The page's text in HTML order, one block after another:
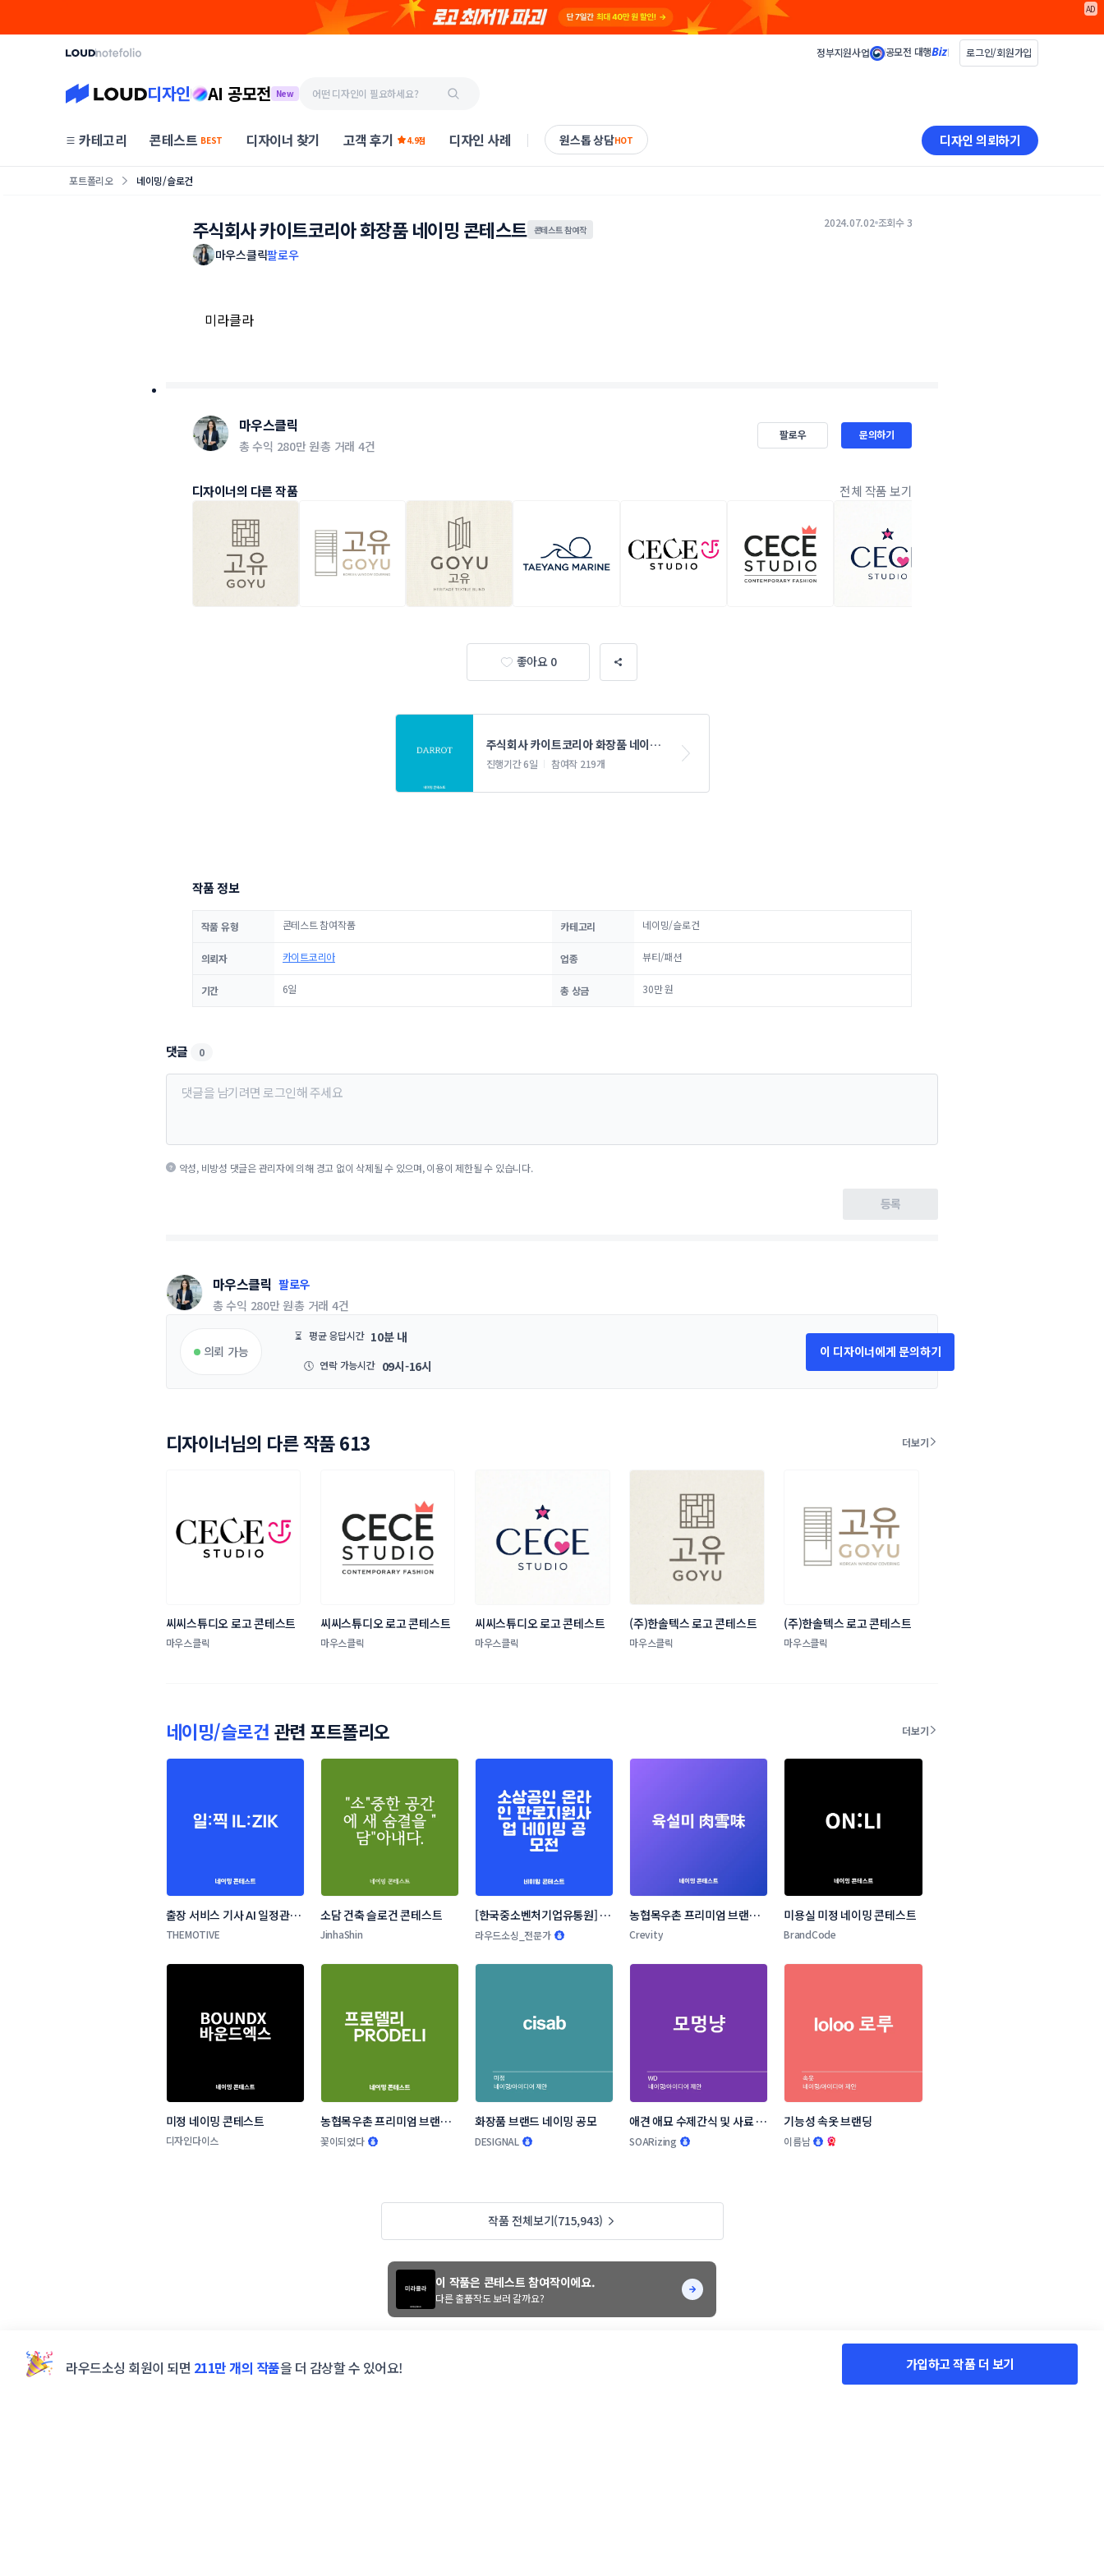
AD
정부지원사업 공모전 대행 로그인/회원가입
디자인 AI 공모전 New
카테고리 콘테스트 BEST 디자이너 찾기 고객 후기 4.9점 디자인 사례 원스톱 상담HOT 디자인 의뢰하기
포트폴리오 네이밍/슬로건
주식회사 카이트코리아 화장품 네이밍 콘테스트 콘테스트 참여작 2024.07.02 조회수 3
마우스클릭팔로우
미라클라
마우스클릭
총 수익 280만 원총 거래 4건
팔로우 문의하기
디자이너의 다른 작품 전체 작품 보기
좋아요 0
주식회사 카이트코리아 화장품 네이밍
콘테스트
진행기간 6일 참여작 219개
작품 정보
작품 유형 콘테스트 참여작품
의뢰자 카이트코리아
기간 6일
카테고리 네이밍/슬로건
업종 뷰티/패션
총 상금 30만 원
댓글 0
악성, 비방성 댓글은 관리자에 의해 경고 없이 삭제될 수 있으며, 이용이 제한될 수 있습니다.
등록
마우스클릭 팔로우
총 수익 280만 원총 거래 4건
의뢰 가능
⏳ 평균 응답시간 10분 내
🕔 연락 가능시간 09시-16시
이 디자이너에게 문의하기
디자이너님의 다른 작품 613 더보기
씨씨스튜디오 로고 콘테스트
마우스클릭
씨씨스튜디오 로고 콘테스트
마우스클릭
씨씨스튜디오 로고 콘테스트
마우스클릭
(주)한솔텍스 로고 콘테스트
마우스클릭
(주)한솔텍스 로고 콘테스트
마우스클릭
네이밍/슬로건 관련 포트폴리오 더보기
출장 서비스 기사 AI 일정관리
앱 네이밍 콘테스트
THEMOTIVE
소담 건축 슬로건 콘테스트
JinhaShin
[한국중소벤처기업유통원] 소
상공인 온라인 판로지원사업
라우드소싱_전문가
농협목우촌 프리미엄 브랜드
네이밍 공모
Crevity
미용실 미정 네이밍 콘테스트
BrandCode
미정 네이밍 콘테스트
디자인다이스
농협목우촌 프리미엄 브랜드
네이밍 공모
꽃이되었다
화장품 브랜드 네이밍 공모
DESIGNAL
애견 애묘 수제간식 및 사료 브
랜드 작명부탁드립니다.
SOARizing
기능성 속옷 브랜딩
이름남
작품 전체보기(715,943)
라우드소싱 회원이 되면 211만 개의 작품을 더 감상할 수 있어요! 가입하고 작품 더 보기
이 작품은 콘테스트 참여작이에요.
다른 출품작도 보러 갈까요?